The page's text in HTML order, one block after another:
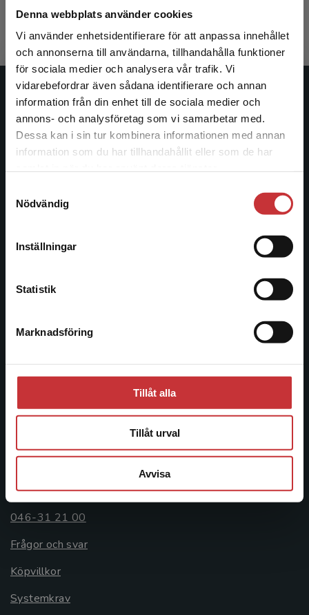
Denna webbplats använder cookies
Vi använder enhetsidentifierare för att anpassa innehållet
och annonserna till användarna, tillhandahålla funktioner
för sociala medier och analysera vår trafik. Vi
vidarebefordrar även sådana identifierare och annan
information från din enhet till de sociala medier och
annons- och analysföretag som vi samarbetar med.
Dessa kan i sin tur kombinera informationen med annan
information som du har tillhandahållit eller som de har
Nödvändig
Inställningar
Statistik
Marknadsföring
Tillåt alla
Tillåt urval
Avvisa
Begränsad fraktregion
Det verkar som att du besöker
studentlitteratur.se via en enhet utanför Sverige.
Vi erbjuder inte leveranser utanför Sverige. För
att kunna slutföra ett köp måste
Exkl. moms: 252 kr
Studentlitteratur
Studentlitteratur grundades 1963 och är idag Sveriges
ledande utbildningsförlag. Med läromedel, kurslitteratur,
längs hela kunskapsresan.
Kontakta oss
046-31 20 00
Box 141
Åkergränden 1
Kundservice
Kontakta kundservice
046-31 21 00
Frågor och svar
Köpvillkor
Systemkrav